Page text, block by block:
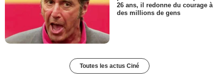
26 ans, il redonne du courage à
des millions de gens
Toutes les actus Ciné